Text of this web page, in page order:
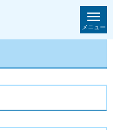
メニュー